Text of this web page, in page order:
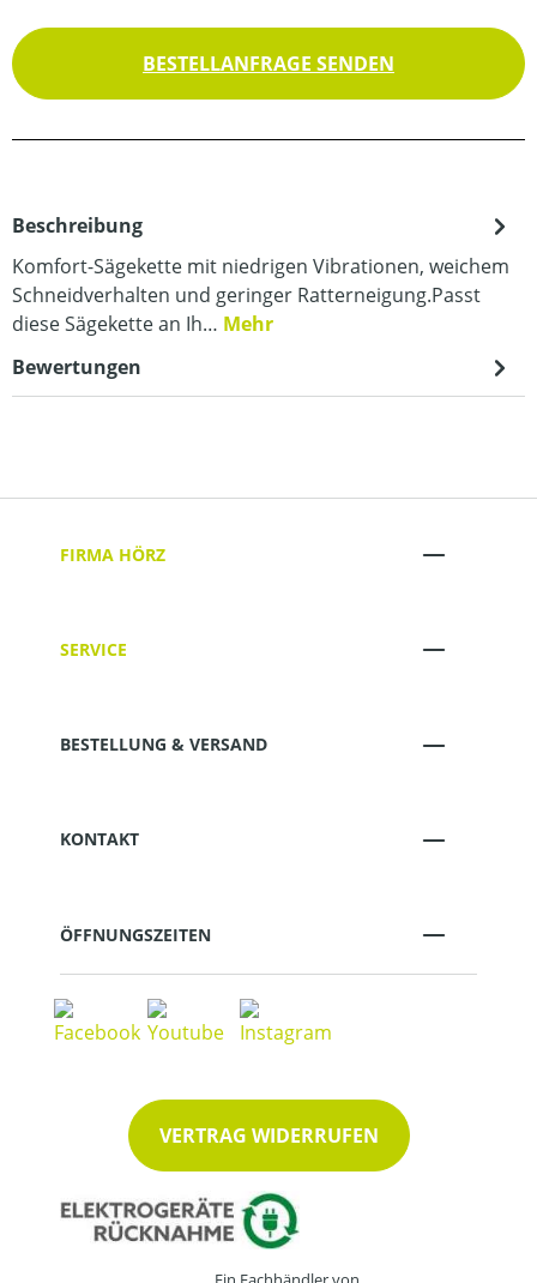
BESTELLANFRAGE SENDEN
Beschreibung
Komfort-Sägekette mit niedrigen Vibrationen, weichem
Schneidverhalten und geringer Ratterneigung.Passt
diese Sägekette an Ih… Mehr
Bewertungen
FIRMA HÖRZ
SERVICE
BESTELLUNG & VERSAND
KONTAKT
ÖFFNUNGSZEITEN
VERTRAG WIDERRUFEN